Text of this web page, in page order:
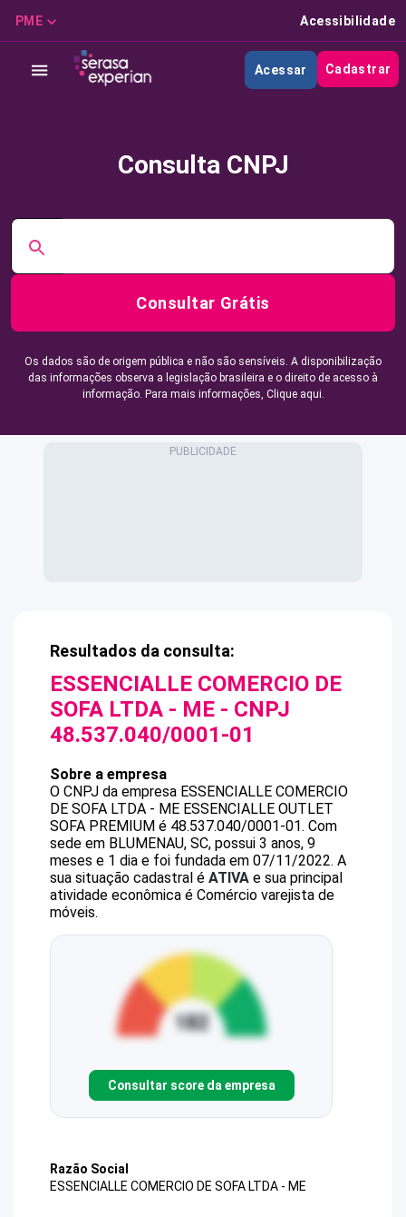
PME Acessibilidade
Acessar Cadastrar
Consulta CNPJ
Consultar Grátis
Os dados são de origem pública e não são sensíveis. A disponibilização
das informações observa a legislação brasileira e o direito de acesso à
informação. Para mais informações, Clique aqui.
Resultados da consulta:
ESSENCIALLE COMERCIO DE
SOFA LTDA - ME - CNPJ
48.537.040/0001-01
Sobre a empresa
O CNPJ da empresa ESSENCIALLE COMERCIO
DE SOFA LTDA - ME ESSENCIALLE OUTLET
SOFA PREMIUM é 48.537.040/0001-01. Com
sede em BLUMENAU, SC, possui 3 anos, 9
meses e 1 dia e foi fundada em 07/11/2022. A
sua situação cadastral é ATIVA e sua principal
atividade econômica é Comércio varejista de
móveis.
Consultar score da empresa
Razão Social
ESSENCIALLE COMERCIO DE SOFA LTDA - ME